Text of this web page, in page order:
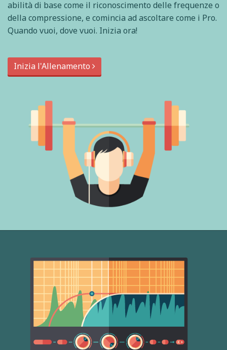
abilità di base come il riconoscimento delle frequenze o
della compressione, e comincia ad ascoltare come i Pro.
Quando vuoi, dove vuoi. Inizia ora!
Inizia l'Allenamento